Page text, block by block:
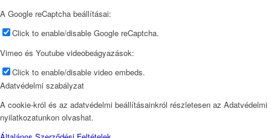
A Google reCaptcha beállításai:
Click to enable/disable Google reCaptcha.
Vimeo és Youtube videobeágyazások:
Click to enable/disable video embeds.
Adatvédelmi szabályzat
A cookie-król és az adatvédelmi beállításainkról részletesen az Adatvédelmi
nyilatkozatunkon olvashat.